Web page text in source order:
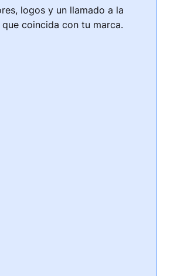
logos y un llamado a la
coincida con tu marca.